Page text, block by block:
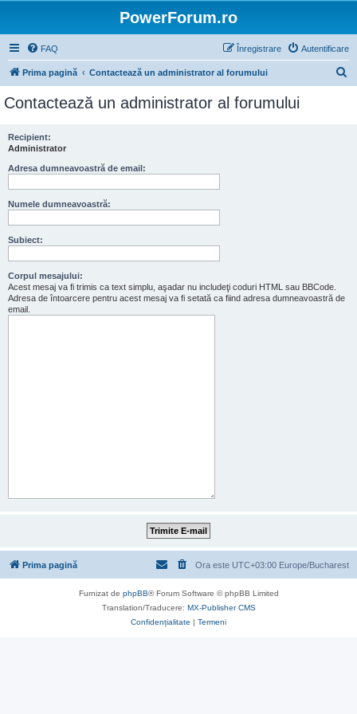
PowerForum.ro
FAQ Autentificare
Înregistrare
Prima pagină Contactează un administrator al forumului
Contactează un administrator al forumului
Recipient:
Administrator
Adresa dumneavoastră de email:
Numele dumneavoastră:
Subiect:
Corpul mesajului:
Acest mesaj va fi trimis ca text simplu, aşadar nu includeţi coduri HTML sau BBCode.
Adresa de întoarcere pentru acest mesaj va fi setată ca fiind adresa dumneavoastră de
email.
Prima pagină Ora este UTC+03:00 Europe/Bucharest
Furnizat de phpBB® Forum Software © phpBB Limited
Translation/Traducere: MX-Publisher CMS
Confidențialitate | Termeni